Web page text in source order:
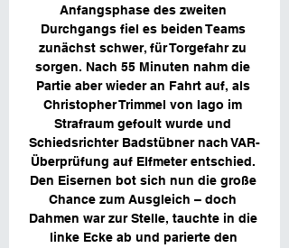
Anfangsphase des zweiten
Durchgangs fiel es beiden Teams
zunächst schwer, für Torgefahr zu
sorgen. Nach 55 Minuten nahm die
Partie aber wieder an Fahrt auf, als
Christopher Trimmel von Iago im
Strafraum gefoult wurde und
Schiedsrichter Badstübner nach VAR-
Überprüfung auf Elfmeter entschied.
Den Eisernen bot sich nun die große
Chance zum Ausgleich – doch
Dahmen war zur Stelle, tauchte in die
linke Ecke ab und parierte den